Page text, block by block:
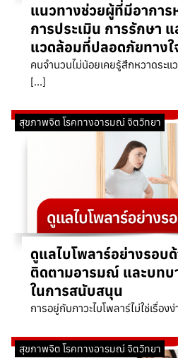
แนวทางช่วยผู้ที่มีอาการ
การประเมิน การรักษา
แวดล้อมที่ปลอดภัยทางใ
คนจำนวนไม่น้อยเคยรู้สึกหวาดระแ
[…]
สุขภาพจิต โรคทางอารมณ์ จิตวิทยา
ดูแลไบโพลาร์อย่างรอบ
ติดตามอารมณ์ และบทบ
ในการสนับสนุน
การอยู่กับภาวะไบโพลาร์ไม่ใช่เรื่อ
สุขภาพจิต โรคทางอารมณ์ จิตวิทยา